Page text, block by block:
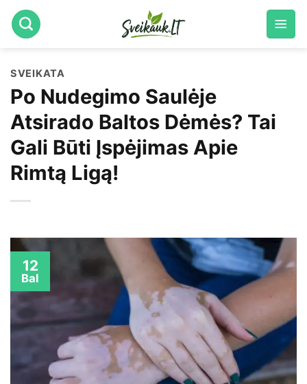
Skip
to
SVEIKATA
Po Nudegimo Saulėje
Atsirado Baltos Dėmės? Tai
Gali Būti Įspėjimas Apie
Rimtą Ligą!
12
Bal